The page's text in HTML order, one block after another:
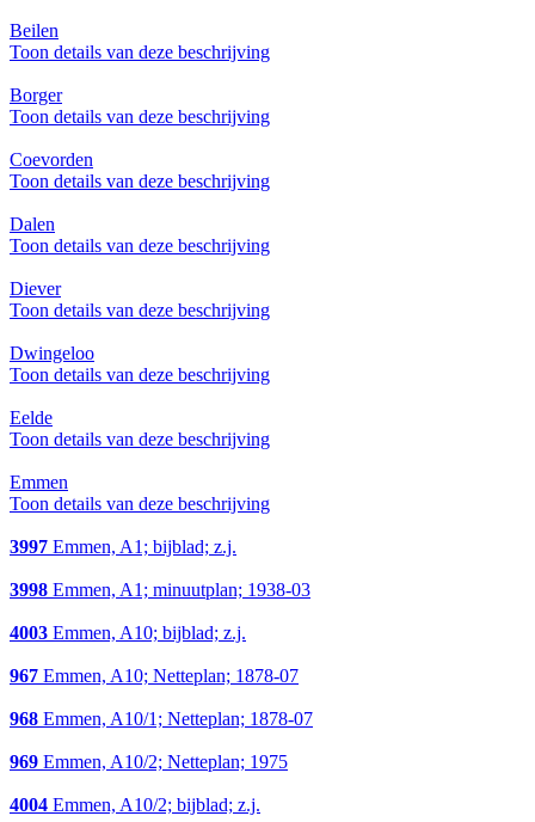
Beilen
Toon details van deze beschrijving
Borger
Toon details van deze beschrijving
Coevorden
Toon details van deze beschrijving
Dalen
Toon details van deze beschrijving
Diever
Toon details van deze beschrijving
Dwingeloo
Toon details van deze beschrijving
Eelde
Toon details van deze beschrijving
Emmen
Toon details van deze beschrijving
3997 Emmen, A1; bijblad; z.j.
3998 Emmen, A1; minuutplan; 1938-03
4003 Emmen, A10; bijblad; z.j.
967 Emmen, A10; Netteplan; 1878-07
968 Emmen, A10/1; Netteplan; 1878-07
969 Emmen, A10/2; Netteplan; 1975
4004 Emmen, A10/2; bijblad; z.j.